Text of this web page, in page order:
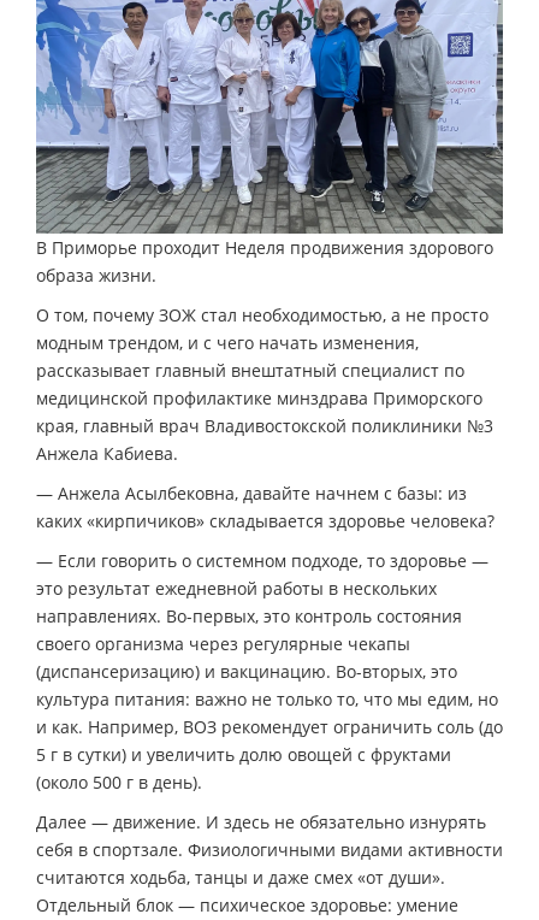
В Приморье проходит Неделя продвижения здорового
образа жизни.
О том, почему ЗОЖ стал необходимостью, а не просто
модным трендом, и с чего начать изменения,
рассказывает главный внештатный специалист по
медицинской профилактике минздрава Приморского
края, главный врач Владивостокской поликлиники №3
Анжела Кабиева.
— Анжела Асылбековна, давайте начнем с базы: из
каких «кирпичиков» складывается здоровье человека?
— Если говорить о системном подходе, то здоровье —
это результат ежедневной работы в нескольких
направлениях. Во-первых, это контроль состояния
своего организма через регулярные чекапы
(диспансеризацию) и вакцинацию. Во-вторых, это
культура питания: важно не только то, что мы едим, но
и как. Например, ВОЗ рекомендует ограничить соль (до
5 г в сутки) и увеличить долю овощей с фруктами
(около 500 г в день).
Далее — движение. И здесь не обязательно изнурять
себя в спортзале. Физиологичными видами активности
считаются ходьба, танцы и даже смех «от души».
Отдельный блок — психическое здоровье: умение